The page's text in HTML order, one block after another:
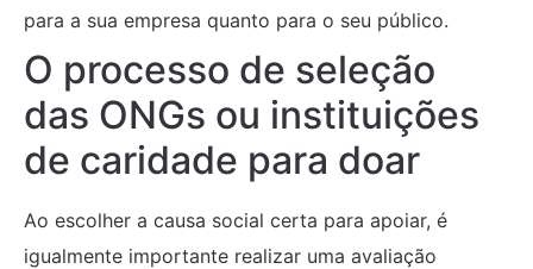
para a sua empresa quanto para o seu público.
O processo de seleção
das ONGs ou instituições
de caridade para doar
Ao escolher a causa social certa para apoiar, é
igualmente importante realizar uma avaliação